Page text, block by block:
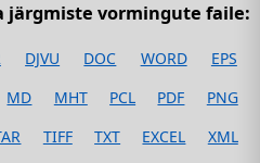
järgmiste vormingute faile:
DJVU DOC WORD
EPS
MD MHT PCL PDF
PNG
TIFF TXT EXCEL
XML